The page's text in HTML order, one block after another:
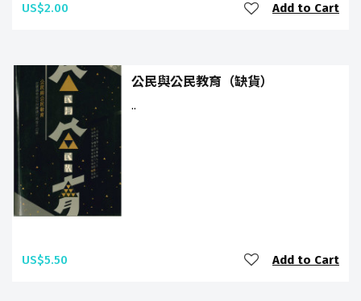
US$2.00 Add to Cart
公民與公民教育（缺貨）
..
US$5.50 Add to Cart